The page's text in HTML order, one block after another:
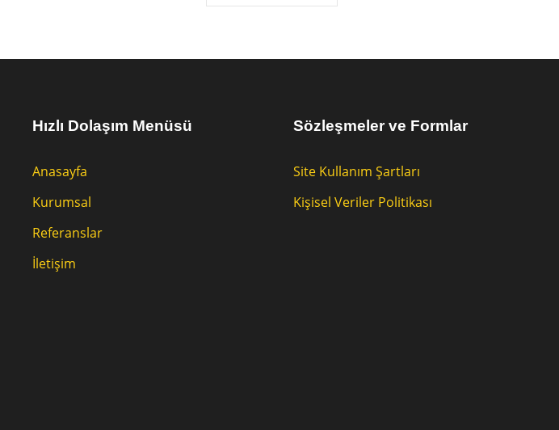
Hızlı Dolaşım Menüsü
Anasayfa
Kurumsal
Referanslar
İletişim
Sözleşmeler ve Formlar
Site Kullanım Şartları
Kişisel Veriler Politikası